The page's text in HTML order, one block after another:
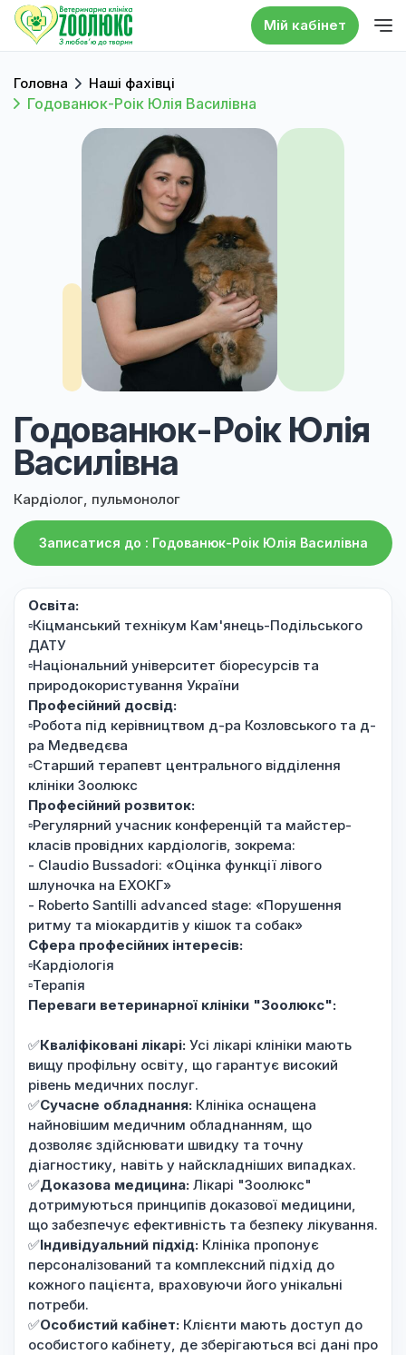
Мій кабінет
Головна Наші фахівці
Годованюк-Роік Юлія Василівна
Годованюк-Роік Юлія
Василівна
Кардіолог, пульмонолог
Записатися до : Годованюк-Роік Юлія Василівна
Освіта:
▫️Кіцманський технікум Кам'янець-Подільського
ДАТУ
▫️Національний університет біоресурсів та
природокористування України
Професійний досвід:
▫️Робота під керівництвом д-ра Козловського та д-
ра Медведєва
▫️Старший терапевт центрального відділення
клініки Зоолюкс
Професійний розвиток:
▫️Регулярний учасник конференцій та майстер-
класів провідних кардіологів, зокрема:
- Claudio Bussadori: «Оцінка функції лівого
шлуночка на ЕХОКГ»
- Roberto Santilli advanced stage: «Порушення
ритму та міокардитів у кішок та собак»
Сфера професійних інтересів:
▫️Кардіологія
▫️Терапія
Переваги ветеринарної клініки "Зоолюкс":
✅Кваліфіковані лікарі: Усі лікарі клініки мають
вищу профільну освіту, що гарантує високий
рівень медичних послуг.
✅Сучасне обладнання: Клініка оснащена
найновішим медичним обладнанням, що
дозволяє здійснювати швидку та точну
діагностику, навіть у найскладніших випадках.
✅Доказова медицина: Лікарі "Зоолюкс"
дотримуються принципів доказової медицини,
що забезпечує ефективність та безпеку лікування.
✅Індивідуальний підхід: Клініка пропонує
персоналізований та комплексний підхід до
кожного пацієнта, враховуючи його унікальні
потреби.
✅Особистий кабінет: Клієнти мають доступ до
особистого кабінету, де зберігаються всі дані про